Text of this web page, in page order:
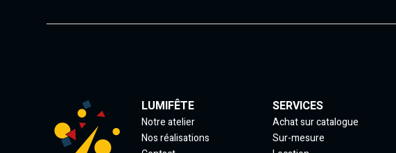
LUMIFÊTE
Notre atelier
Nos réalisations
SERVICES
Achat sur catalogue
Sur-mesure